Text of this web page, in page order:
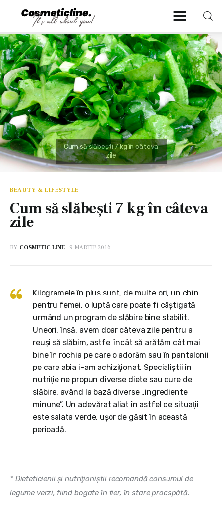
CosmeticLine.
It's all about you!
Frumusețe & Sănătate
Beauty & LifeStyle
Cosmetică Medicală
Anti Aging Medicine
BEAUTY & LIFESTYLE
Cum să slăbeşti 7 kg în câteva
zile
BY COSMETIC LINE 9 MARTIE 2016
Kilogramele în plus sunt, de multe ori, un chin
pentru femei, o luptă care poate fi câştigată
urmând un program de slăbire bine stabilit.
Uneori, însă, avem doar câteva zile pentru a
reuşi să slăbim, astfel încât să arătăm cât mai
bine în rochia pe care o adorăm sau în pantalonii
pe care abia i-am achiziţionat. Specialiştii în
nutriţie ne propun diverse diete sau cure de
slăbire, având la bază diverse „ingrediente
minune”. Un adevărat aliat în astfel de situaţii
este salata verde, uşor de găsit în această
perioadă.
* Dieteticienii şi nutriţioniştii recomandă consumul de
legume verzi, fiind bogate în fier, în stare proaspătă.